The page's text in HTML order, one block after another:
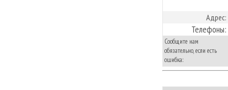
Адрес:
Телефоны:
Сообщите нам
обязательно, если есть
ошибка: